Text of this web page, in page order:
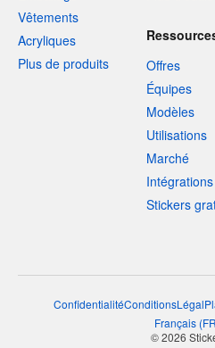
Vêtements
Acryliques
Plus de produits
Offres
Équipes
Modèles
Utilisations
Marché
Intégrations
Stickers
ConfidentialitéConditionsLégal
Français (FR
© 2026